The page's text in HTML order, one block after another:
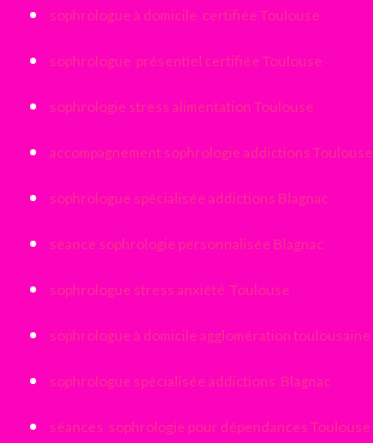
sophrologue à domicile certifiée Toulouse
sophrologue présentiel certifiée Toulouse
sophrologie stress alimentation Toulouse
accompagnement sophrologie addictions Toulouse
sophrologue spécialisée addictions Blagnac
séance sophrologie personnalisée Blagnac
sophrologue stress anxiété Toulouse
sophrologue à domicile agglomération toulousaine
sophrologue spécialisée addictions Blagnac
séances sophrologie pour dépendances Toulouse